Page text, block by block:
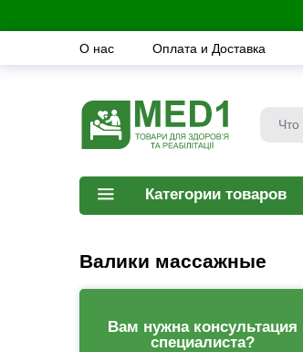
О нас Оплата и Доставка
Категории товаров
Валики массажные
Вам нужна консультация
специалиста?